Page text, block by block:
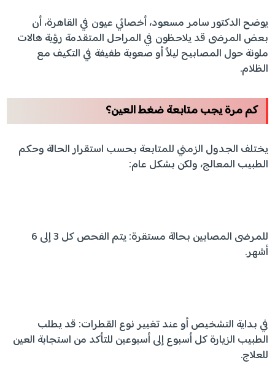
يوضح الدكتور سامر مسعود، أخصائي عيون في القاهرة، أن
بعض المرضى قد يلاحظون في المراحل المتقدمة رؤية هالات
ملونة حول المصابيح ليلاً أو صعوبة طفيفة في التكيف مع
الظلام.
كم مرة يجب متابعة ضغط العين؟
يختلف الجدول الزمني للمتابعة بحسب استقرار الحالة وحكم
الطبيب المعالج، ولكن بشكل عام:
للمرضى المصابين بحالة مستقرة: يتم الفحص كل 3 إلى 6
أشهر.
في بداية التشخيص أو عند تغيير نوع القطرات: قد يطلب
الطبيب الزيارة كل أسبوع إلى أسبوعين للتأكد من استجابة العين
للعلاج.